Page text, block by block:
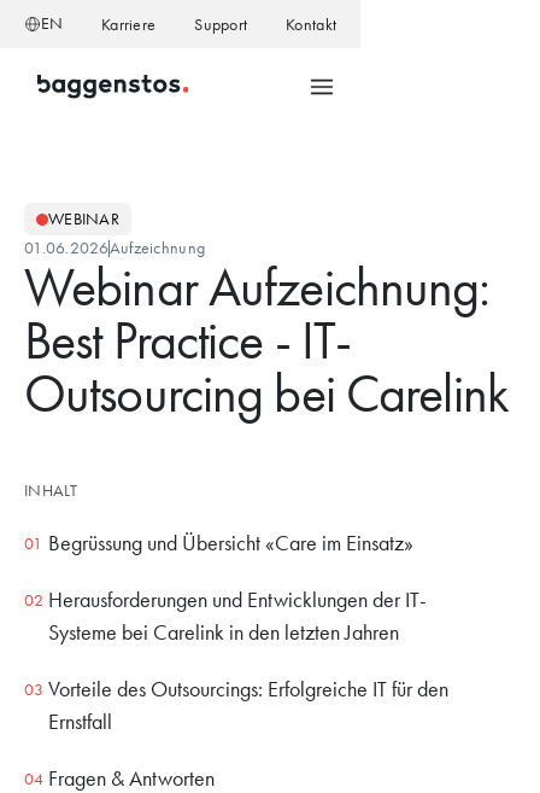
EN Karriere Support Kontakt
WEBINAR
01.06.2026Aufzeichnung
Webinar Aufzeichnung:
Best Practice - IT-
Outsourcing bei Carelink
INHALT
Begrüssung und Übersicht «Care im Einsatz»
Herausforderungen und Entwicklungen der IT-
Systeme bei Carelink in den letzten Jahren
Vorteile des Outsourcings: Erfolgreiche IT für den
Ernstfall
Fragen & Antworten